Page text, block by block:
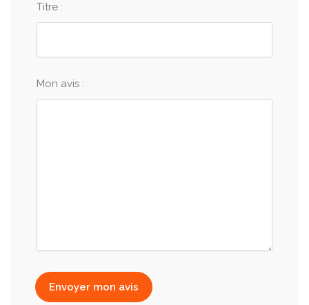
Titre :
Mon avis :
Envoyer mon avis